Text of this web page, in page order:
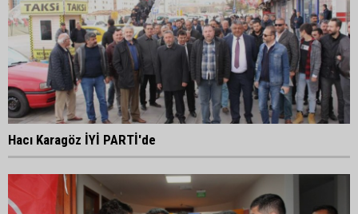
Hacı Karagöz İYİ PARTİ'de